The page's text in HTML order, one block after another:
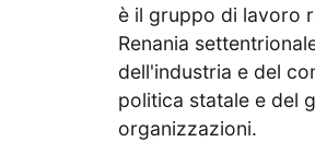
è il gruppo di lavoro
Renania
dell'industria e del
politica statale e del
organizzazioni.